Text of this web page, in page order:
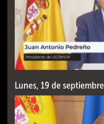
Lunes, 19 de septiembre